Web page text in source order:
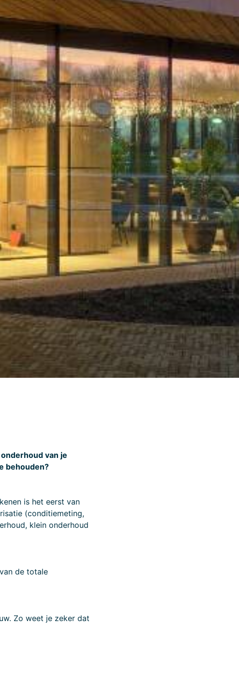
van je
behouden?
is het eerst van
(conditiemeting,
klein onderhoud
de totale
Zo weet je zeker dat